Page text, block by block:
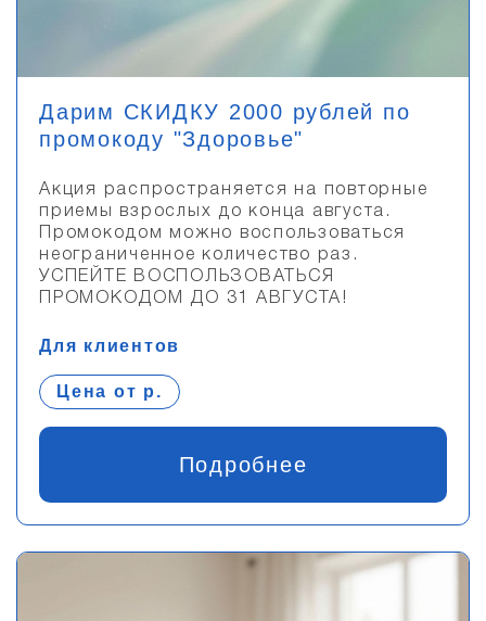
Дарим СКИДКУ 2000 рублей по
промокоду "Здоровье"
Акция распространяется на повторные
приемы взрослых до конца августа.
Промокодом можно воспользоваться
неограниченное количество раз.
УСПЕЙТЕ ВОСПОЛЬЗОВАТЬСЯ
ПРОМОКОДОМ ДО 31 АВГУСТА!
Для клиентов
Цена от р.
Подробнее